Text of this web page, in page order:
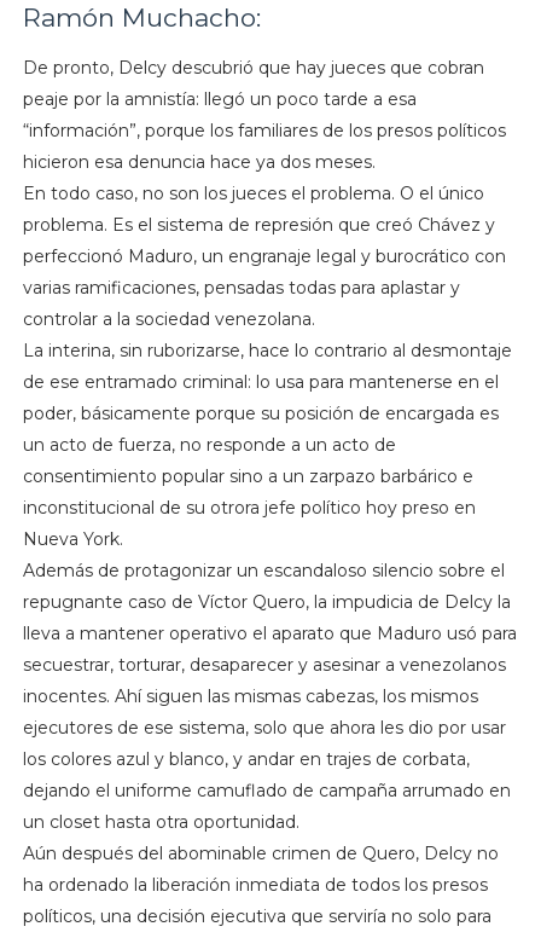
Ramón Muchacho:
De pronto, Delcy descubrió que hay jueces que cobran
peaje por la amnistía: llegó un poco tarde a esa
“información”, porque los familiares de los presos políticos
hicieron esa denuncia hace ya dos meses.
En todo caso, no son los jueces el problema. O el único
problema. Es el sistema de represión que creó Chávez y
perfeccionó Maduro, un engranaje legal y burocrático con
varias ramificaciones, pensadas todas para aplastar y
controlar a la sociedad venezolana.
La interina, sin ruborizarse, hace lo contrario al desmontaje
de ese entramado criminal: lo usa para mantenerse en el
poder, básicamente porque su posición de encargada es
un acto de fuerza, no responde a un acto de
consentimiento popular sino a un zarpazo barbárico e
inconstitucional de su otrora jefe político hoy preso en
Nueva York.
Además de protagonizar un escandaloso silencio sobre el
repugnante caso de Víctor Quero, la impudicia de Delcy la
lleva a mantener operativo el aparato que Maduro usó para
secuestrar, torturar, desaparecer y asesinar a venezolanos
inocentes. Ahí siguen las mismas cabezas, los mismos
ejecutores de ese sistema, solo que ahora les dio por usar
los colores azul y blanco, y andar en trajes de corbata,
dejando el uniforme camuflado de campaña arrumado en
un closet hasta otra oportunidad.
Aún después del abominable crimen de Quero, Delcy no
ha ordenado la liberación inmediata de todos los presos
políticos, una decisión ejecutiva que serviría no solo para